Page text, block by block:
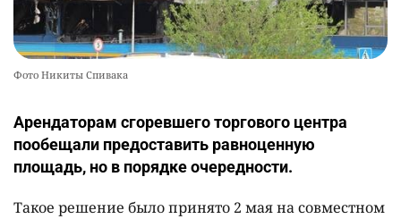
Фото Никиты Спивака
Арендаторам сгоревшего торгового центра
пообещали предоставить равноценную
площадь, но в порядке очередности.
Такое решение было принято 2 мая на совместном